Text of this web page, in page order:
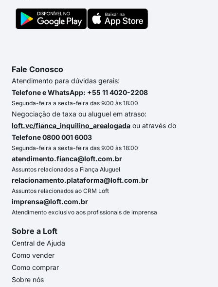
Fale Conosco
Atendimento para dúvidas gerais:
Telefone e WhatsApp: +55 11 4020-2208
Segunda-feira a sexta-feira das 9:00 às 18:00
Negociação de taxa ou aluguel em atraso:
loft.vc/fianca_inquilino_arealogada ou através do
Telefone 0800 001 6003
Segunda-feira a sexta-feira das 9:00 às 18:00
atendimento.fianca@loft.com.br
Assuntos relacionados a Fiança Aluguel
relacionamento.plataforma@loft.com.br
Assuntos relacionados ao CRM Loft
imprensa@loft.com.br
Atendimento exclusivo aos profissionais de imprensa
Sobre a Loft
Central de Ajuda
Como vender
Como comprar
Sobre nós